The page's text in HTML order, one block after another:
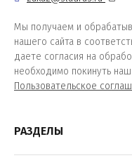
Мы получаем и
нашего сайта в
даете согласия на
необходимо покинуть наш
Пользовательское
РАЗДЕЛЫ